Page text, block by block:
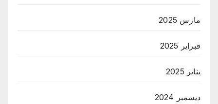
مارس 2025
فبراير 2025
يناير 2025
ديسمبر 2024